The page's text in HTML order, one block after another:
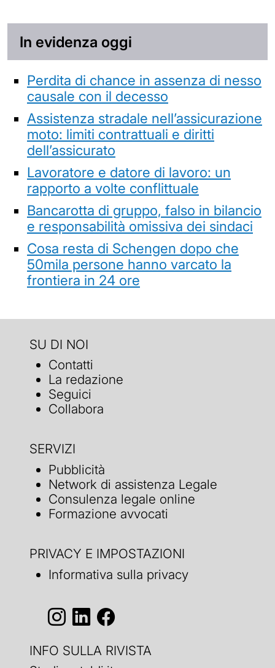
In evidenza oggi
Perdita di chance in assenza di nesso
causale con il decesso
Assistenza stradale nell’assicurazione
moto: limiti contrattuali e diritti
dell’assicurato
Lavoratore e datore di lavoro: un
rapporto a volte conflittuale
Bancarotta di gruppo, falso in bilancio
e responsabilità omissiva dei sindaci
Cosa resta di Schengen dopo che
50mila persone hanno varcato la
frontiera in 24 ore
SU DI NOI
Contatti
La redazione
Seguici
Collabora
SERVIZI
Pubblicità
Network di assistenza Legale
Consulenza legale online
Formazione avvocati
PRIVACY E IMPOSTAZIONI
Informativa sulla privacy
INFO SULLA RIVISTA